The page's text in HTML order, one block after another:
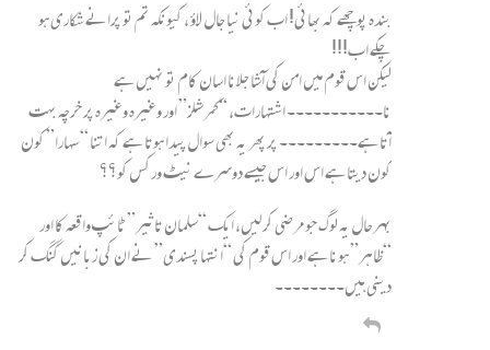
بندہ پوچھے کہ بھائی! اب کوئی نیا جال لاؤ ، کیونکہ تم تو پرانے شکاری ہو
چکے اب!!!
لیکن اس قوم میں امن کی آشا جلانا اسان کام تو نہیں ہے
نا۔۔۔۔۔۔۔۔۔۔۔ اشتہارات، “کمرشلز” اور وغیرہ وغیرہ پر خرچہ بہت
آتا ہے۔۔۔۔۔۔۔۔۔ پر پھر یہ بھی سوال پیدا ہوتا ہے کہ اتنا “سہارا” کون
کون دیتا ہے اس اور اس جیسے دوسرے نیٹ ورکس کو؟؟
بہرحال یہ لوگ جو مرضی کر لیں، ایک “سلمان تاثیر” ٹائپ واقعہ کا اور
“ظاہر” ہونا ہے اور اس قوم کی “انتہا پسندی” نے ان کی زبانیں گنگ کر
دینی ہیں۔۔۔۔۔۔۔۔